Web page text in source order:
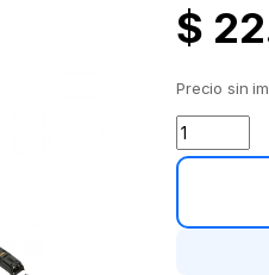
$
Precio sin
Corta